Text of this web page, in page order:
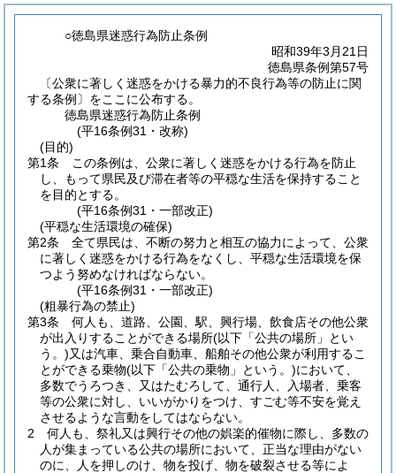
○徳島県迷惑行為防止条例
昭和39年3月21日
徳島県条例第57号
〔公衆に著しく迷惑をかける暴力的不良行為等の防止に関
する条例〕をここに公布する。
徳島県迷惑行為防止条例
(平16条例31・改称)
(目的)
第1条
この条例は、公衆に著しく迷惑をかける行為を防止
し、もって県民及び滞在者等の平穏な生活を保持すること
を目的とする。
(平16条例31・一部改正)
(平穏な生活環境の確保)
第2条
全て県民は、不断の努力と相互の協力によって、公衆
に著しく迷惑をかける行為をなくし、平穏な生活環境を保
つよう努めなければならない。
(平16条例31・一部改正)
(粗暴行為の禁止)
第3条
何人も、道路、公園、駅、興行場、飲食店その他公衆
が出入りすることができる場所(以下「公共の場所」とい
う。)又は汽車、乗合自動車、船舶その他公衆が利用するこ
とができる乗物(以下「公共の乗物」という。)において、
多数でうろつき、又はたむろして、通行人、入場者、乗客
等の公衆に対し、いいがかりをつけ、すごむ等不安を覚え
させるような言動をしてはならない。
2
何人も、祭礼又は興行その他の娯楽的催物に際し、多数の
人が集まっている公共の場所において、正当な理由がない
のに、人を押しのけ、物を投げ、物を破裂させる等によ